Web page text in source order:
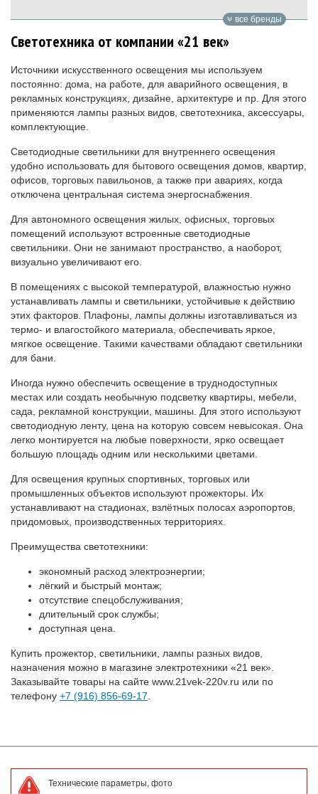
все бренды
Светотехника от компании «21 век»
Источники искусственного освещения мы используем
постоянно: дома, на работе, для аварийного освещения, в
рекламных конструкциях, дизайне, архитектуре и пр. Для этого
применяются лампы разных видов, светотехника, аксессуары,
комплектующие.
Светодиодные светильники для внутреннего освещения
удобно использовать для бытового освещения домов, квартир,
офисов, торговых павильонов, а также при авариях, когда
отключена центральная система энергоснабжения.
Для автономного освещения жилых, офисных, торговых
помещений используют встроенные светодиодные
светильники. Они не занимают пространство, а наоборот,
визуально увеличивают его.
В помещениях с высокой температурой, влажностью нужно
устанавливать лампы и светильники, устойчивые к действию
этих факторов. Плафоны, лампы должны изготавливаться из
термо- и влагостойкого материала, обеспечивать яркое,
мягкое освещение. Такими качествами обладают светильники
для бани.
Иногда нужно обеспечить освещение в труднодоступных
местах или создать необычную подсветку квартиры, мебели,
сада, рекламной конструкции, машины. Для этого используют
светодиодную ленту, цена на которую совсем невысокая. Она
легко монтируется на любые поверхности, ярко освещает
большую площадь одним или несколькими цветами.
Для освещения крупных спортивных, торговых или
промышленных объектов используют прожекторы. Их
устанавливают на стадионах, взлётных полосах аэропортов,
придомовых, производственных территориях.
Преимущества светотехники:
экономный расход электроэнергии;
лёгкий и быстрый монтаж;
отсутствие спецобслуживания;
длительный срок службы;
доступная цена.
Купить прожектор, светильники, лампы разных видов,
назначения можно в магазине электротехники «21 век».
Заказывайте товары на сайте www.21vek-220v.ru или по
телефону +7 (916) 856-69-17
Технические параметры, фото